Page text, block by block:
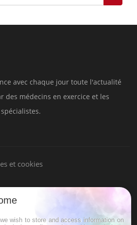
avec chaque jour toute l'actualité
des médecins en exercice et les
et cookies
we wish to store and access information on